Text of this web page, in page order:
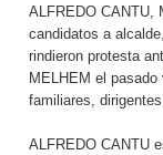
ALFREDO CANTU,
candidatos a
rindieron protesta
MELHEM el
familiares,
ALFREDO CANTU